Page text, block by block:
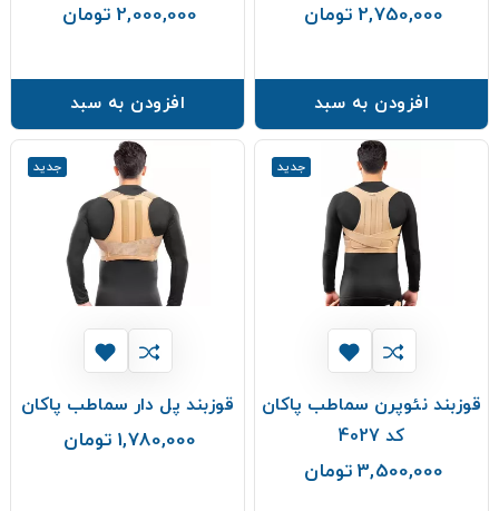
2,750,000 تومان
افزودن به سبد
2,000,000 تومان
افزودن به سبد
جدید
قوزبند نئوپرن سماطب پاکان
کد 4027
3,500,000 تومان
جدید
قوزبند پل دار سماطب پاکان
1,780,000 تومان